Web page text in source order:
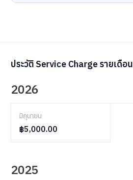
ประวัติ Service Charge รายเดือน
2026
มิถุนายน
฿5,000.00
2025